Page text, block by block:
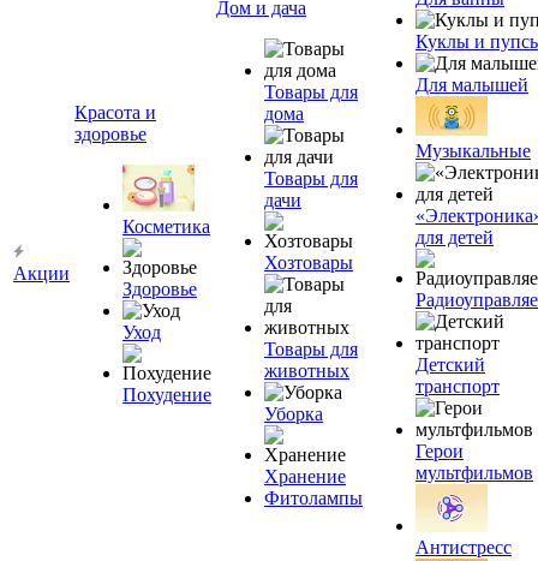
Акции
Красота и
здоровье
Косметика
Здоровье
Уход
Похудение
Дом и дача
Товары для
дома
Товары для
дачи
Хозтовары
Товары для
животных
Уборка
Хранение
Фитолампы
Куклы и
Для малышей
Музыкальные
для детей
Детский
транспорт
Герои
мультфильмов
Антистресс